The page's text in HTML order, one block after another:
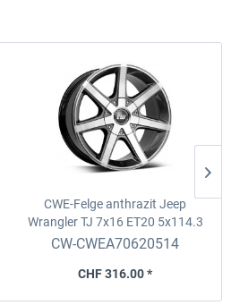
CWE-Felge anthrazit Jeep
Wrangler TJ 7x16 ET20 5x114.3
D. 71.6
CW-CWEA70620514
CHF 316.00 *